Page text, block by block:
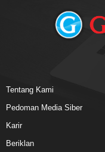
Tentang Kami
Pedoman Media Siber
Karir
Beriklan